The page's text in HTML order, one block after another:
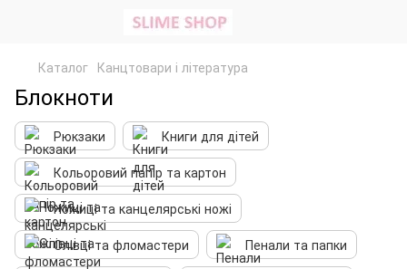
Каталог Канцтовари і література
Блокноти
Рюкзаки
Книги для дітей
Кольоровий папір та картон
Ножиці та канцелярські ножі
Олівці та фломастери
Пенали та папки